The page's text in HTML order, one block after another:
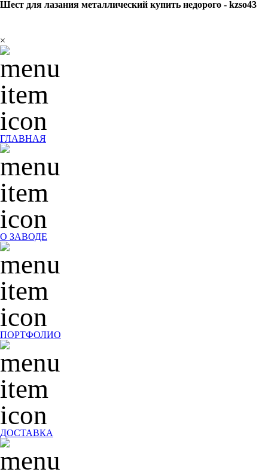
Шест для лазания металлический купить недорого - kzso43
×
ГЛАВНАЯ
О ЗАВОДЕ
ПОРТФОЛИО
ДОСТАВКА